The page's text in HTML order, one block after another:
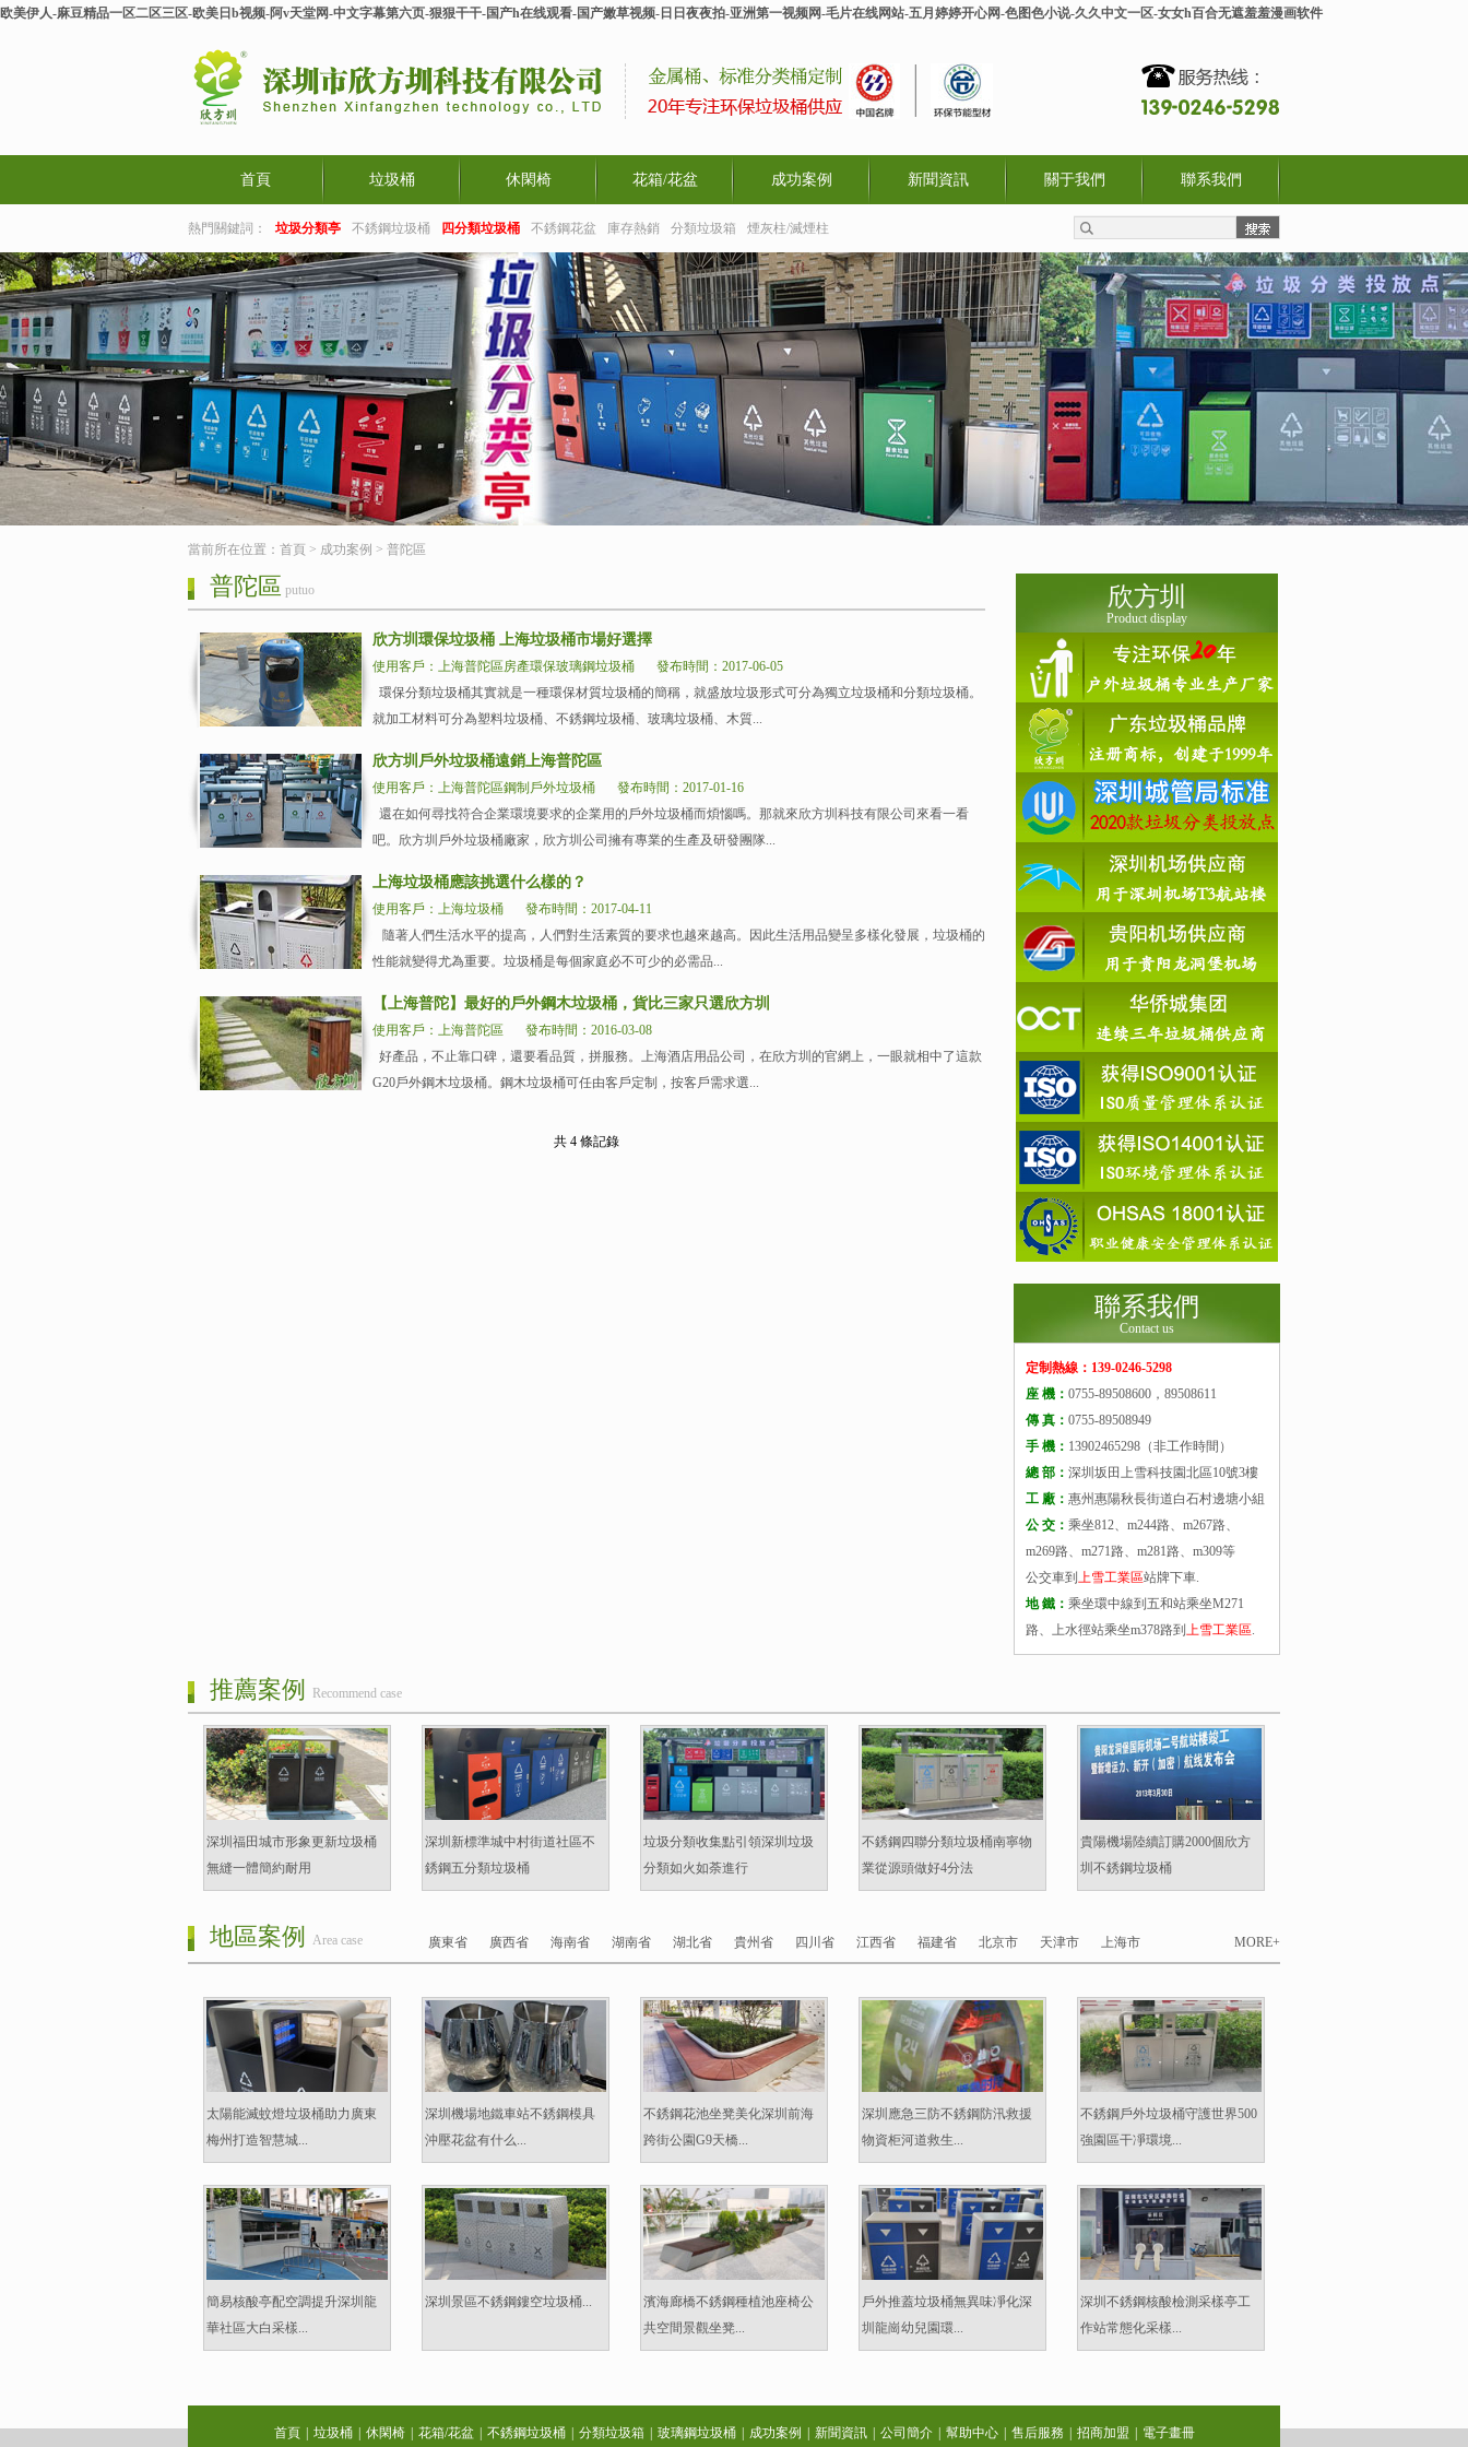
欧美伊人-麻豆精品一区二区三区-欧美日b视频-阿v天堂网-中文字幕第六页-狠狠干干-国产h在线观看-国产嫩草视频-日日夜夜拍-亚洲第一视频网-毛片在线网站-五月婷婷开心网-色图色小说-久久中文一区-女女h百合无遮羞羞漫画软件
首頁 垃圾桶 休閑椅 花箱/花盆 成功案例 新聞資訊 關于我們 聯系我們
熱門關鍵詞： 垃圾分類亭 不銹鋼垃圾桶 四分類垃圾桶 不銹鋼花盆 庫存熱銷 分類垃圾箱 煙灰柱/滅煙柱
當前所在位置： 首頁 > 成功案例 > 普陀區
普陀區 putuo
欣方圳環保垃圾桶 上海垃圾桶市場好選擇
使用客戶：上海普陀區房產環保玻璃鋼垃圾桶
發布時間：2017-06-05
環保分類垃圾桶其實就是一種環保材質垃圾桶的簡稱，就盛放垃圾形式可分為獨立垃圾桶和分類垃圾桶。
就加工材料可分為塑料垃圾桶、不銹鋼垃圾桶、玻璃垃圾桶、木質...
欣方圳戶外垃圾桶遠銷上海普陀區
使用客戶：上海普陀區鋼制戶外垃圾桶
發布時間：2017-01-16
還在如何尋找符合企業環境要求的企業用的戶外垃圾桶而煩惱嗎。那就來欣方圳科技有限公司來看一看
吧。欣方圳戶外垃圾桶廠家，欣方圳公司擁有專業的生產及研發團隊...
上海垃圾桶應該挑選什么樣的？
使用客戶：上海垃圾桶
發布時間：2017-04-11
隨著人們生活水平的提高，人們對生活素質的要求也越來越高。因此生活用品變呈多樣化發展，垃圾桶的
性能就變得尤為重要。垃圾桶是每個家庭必不可少的必需品...
【上海普陀】最好的戶外鋼木垃圾桶，貨比三家只選欣方圳
使用客戶：上海普陀區
發布時間：2016-03-08
好產品，不止靠口碑，還要看品質，拼服務。上海酒店用品公司，在欣方圳的官網上，一眼就相中了這款
G20戶外鋼木垃圾桶。鋼木垃圾桶可任由客戶定制，按客戶需求選...
共 4 條記錄
欣方圳
Product display
聯系我們
Contact us
定制熱線：139-0246-5298
座 機： 0755-89508600，89508611
傳 真： 0755-89508949
手 機： 13902465298（非工作時間）
總 部： 深圳坂田上雪科技園北區10號3樓
工 廠： 惠州惠陽秋長街道白石村邊塘小組
公 交： 乘坐812、m244路、m267路、
m269路、m271路、m281路、m309等
公交車到 上雪工業區站牌下車.
地 鐵： 乘坐環中線到五和站乘坐M271
路、上水徑站乘坐m378路到 上雪工業區.
推薦案例 Recommend case
深圳福田城市形象更新垃圾桶
無縫一體簡約耐用
深圳新標準城中村街道社區不
銹鋼五分類垃圾桶
垃圾分類收集點引領深圳垃圾
分類如火如荼進行
不銹鋼四聯分類垃圾桶南寧物
業從源頭做好4分法
貴陽機場陸續訂購2000個欣方
圳不銹鋼垃圾桶
MORE+
地區案例 Area case 廣東省 廣西省 海南省 湖南省 湖北省 貴州省 四川省 江西省 福建省 北京市 天津市 上海市
太陽能滅蚊燈垃圾桶助力廣東
梅州打造智慧城...
深圳機場地鐵車站不銹鋼模具
沖壓花盆有什么...
不銹鋼花池坐凳美化深圳前海
跨街公園G9天橋...
深圳應急三防不銹鋼防汛救援
物資柜河道救生...
不銹鋼戶外垃圾桶守護世界500
強園區干凈環境...
簡易核酸亭配空調提升深圳龍
華社區大白采樣...
深圳景區不銹鋼鏤空垃圾桶...
濱海廊橋不銹鋼種植池座椅公
共空間景觀坐凳...
戶外推蓋垃圾桶無異味凈化深
圳龍崗幼兒園環...
深圳不銹鋼核酸檢測采樣亭工
作站常態化采樣...
首頁 垃圾桶 休閑椅 花箱/花盆 不銹鋼垃圾桶 分類垃圾箱 玻璃鋼垃圾桶 成功案例 新聞資訊 公司簡介 幫助中心 售后服務 招商加盟 電子畫冊